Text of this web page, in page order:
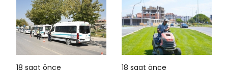
18 saat önce 18 saat önce